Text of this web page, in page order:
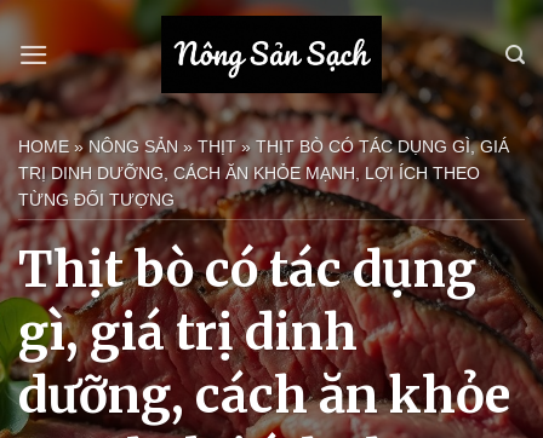
Bỏ
qua
nội
dung
HOME » NÔNG SẢN » THỊT» THỊT BÒ CÓ TÁC DỤNG GÌ, GIÁ
TRỊ DINH DƯỠNG, CÁCH ĂN KHỎE MẠNH, LỢI ÍCH THEO
TỪNG ĐỐI TƯỢNG
Thịt bò có tác dụng
gì, giá trị dinh
dưỡng, cách ăn khỏe